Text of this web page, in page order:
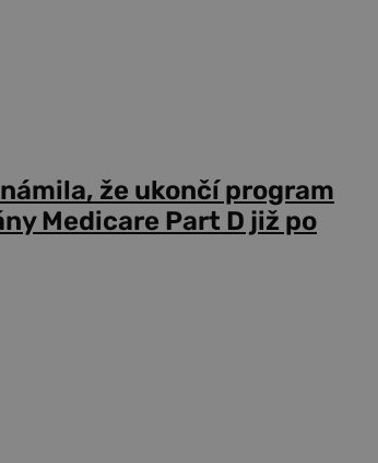
že ukončí program
Medicare Part D již po